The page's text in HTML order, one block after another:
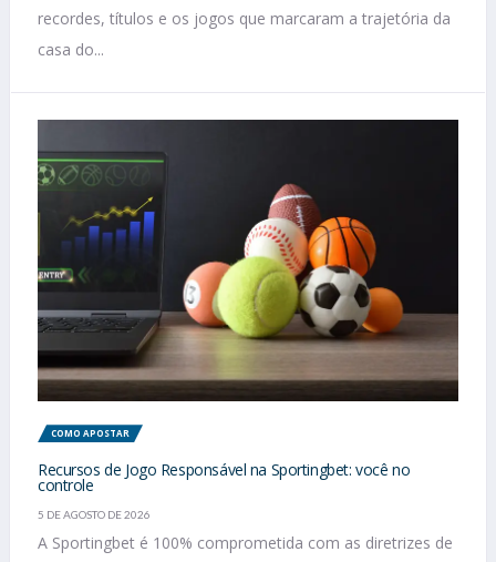
recordes, títulos e os jogos que marcaram a trajetória da
casa do...
COMO APOSTAR
Recursos de Jogo Responsável na Sportingbet: você no
controle
5 DE AGOSTO DE 2026
A Sportingbet é 100% comprometida com as diretrizes de